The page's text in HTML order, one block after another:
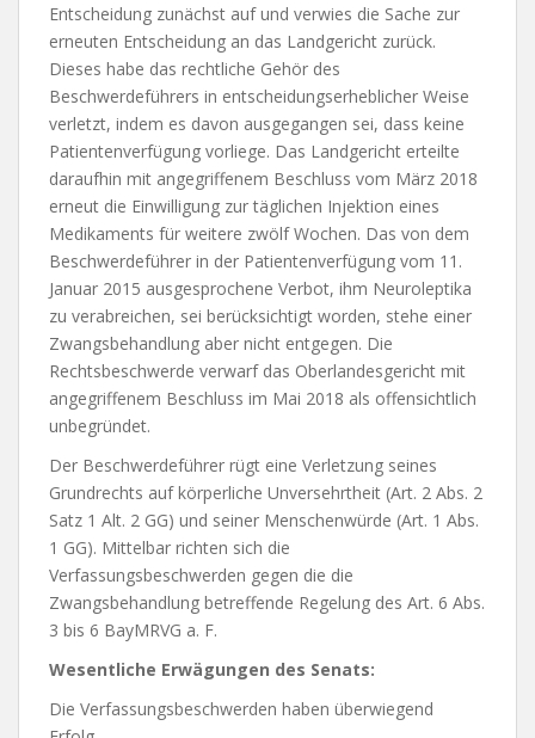
Entscheidung zunächst auf und verwies die Sache zur
erneuten Entscheidung an das Landgericht zurück.
Dieses habe das rechtliche Gehör des
Beschwerdeführers in entscheidungserheblicher Weise
verletzt, indem es davon ausgegangen sei, dass keine
Patientenverfügung vorliege. Das Landgericht erteilte
daraufhin mit angegriffenem Beschluss vom März 2018
erneut die Einwilligung zur täglichen Injektion eines
Medikaments für weitere zwölf Wochen. Das von dem
Beschwerdeführer in der Patientenverfügung vom 11.
Januar 2015 ausgesprochene Verbot, ihm Neuroleptika
zu verabreichen, sei berücksichtigt worden, stehe einer
Zwangsbehandlung aber nicht entgegen. Die
Rechtsbeschwerde verwarf das Oberlandesgericht mit
angegriffenem Beschluss im Mai 2018 als offensichtlich
unbegründet.
Der Beschwerdeführer rügt eine Verletzung seines
Grundrechts auf körperliche Unversehrtheit (Art. 2 Abs. 2
Satz 1 Alt. 2 GG) und seiner Menschenwürde (Art. 1 Abs.
1 GG). Mittelbar richten sich die
Verfassungsbeschwerden gegen die die
Zwangsbehandlung betreffende Regelung des Art. 6 Abs.
3 bis 6 BayMRVG a. F.
Wesentliche Erwägungen des Senats:
Die Verfassungsbeschwerden haben überwiegend